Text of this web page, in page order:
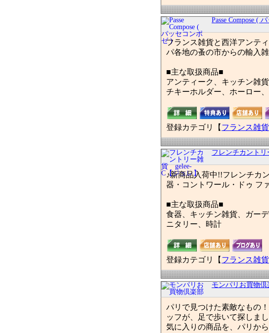
Passe Compose (
フランス雑貨と西洋アンテ
パ各地の蚤の市からの輸入
■主な取扱商品■
アンティーク、キッチン雑
チキーホルダー、ホーロー
登録カテゴリ【 フランス雑貨
フレンチカントリ
♪新商品入荷中!!フレンチカ
器・コントワール・ドゥ フ
■主な取扱商品■
食器、キッチン雑貨、ガー
ニタリー、時計
登録カテゴリ【 フランス雑貨
モンパリお買物倶
パリで見つけた素敵なもの
ッフが、足で歩いて探しま
気に入りの商品を、パリか